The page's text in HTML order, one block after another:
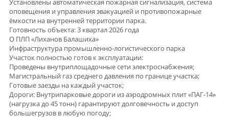
Установлены автоматическая пожарная сигнализация, система
оповещения и управления эвакуацией и противопожарные
ёмкости на внутренней территории парка.
Готовность объекта: 3 квартал 2026 года
О ПЛП «Лиханов Балашиха»
Инфраструктура промышленно-логистического парка
Участок полностью готов к эксплуатации:
Проведены внутриплощадочные сети электроснабжения;
Магистральный газ среднего давления по границе участка;
Готовые заезды на каждый участок;
Дороги: Внутрипарковые дороги из аэродромных плит «ПАГ-14»
(нагрузка до 45 тонн) гарантируют долговечность и доступ
большегрузов в любую погоду;